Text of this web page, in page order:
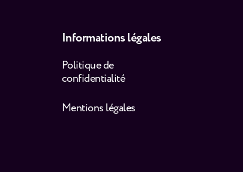
Informations légales
Politique de
confidentialité
Mentions légales